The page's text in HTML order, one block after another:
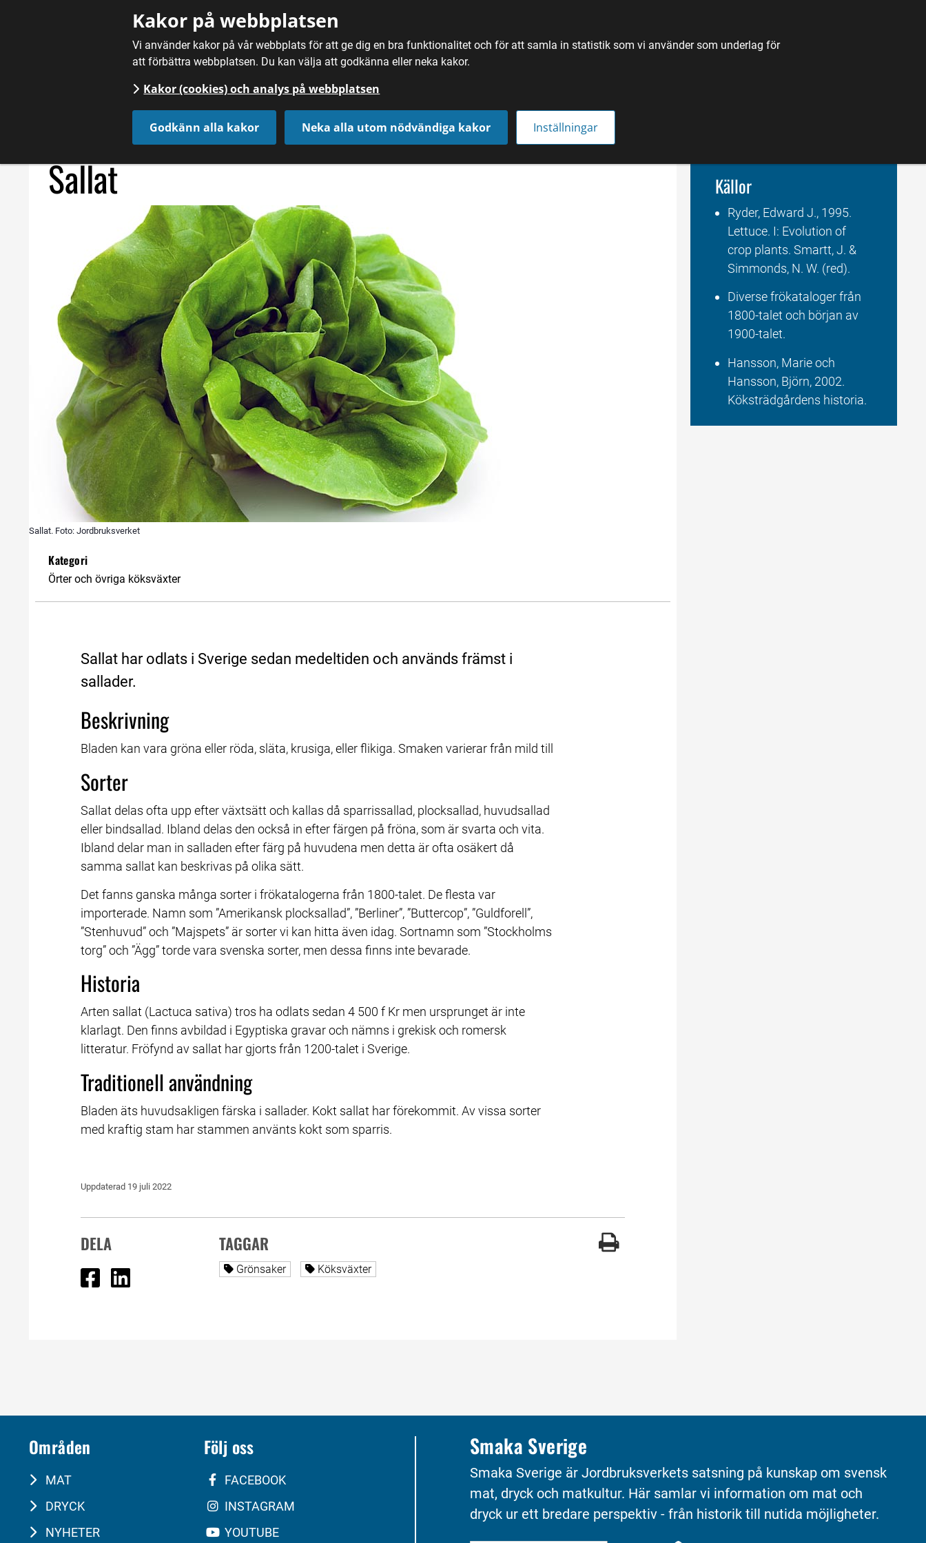
Kakor på webbplatsen
Vi använder kakor på vår webbplats för att ge dig en bra funktionalitet och för att samla in statistik som vi använder som underlag för
att förbättra webbplatsen. Du kan välja att godkänna eller neka kakor.
Kakor (cookies) och analys på webbplatsen
Godkänn alla kakor Neka alla utom nödvändiga kakor Inställningar
FÖRDJUPNING
Örter och övriga köksväxter / Sallat
Sallat
Sallat. Foto: Jordbruksverket
Kategori
Örter och övriga köksväxter
Sallat har odlats i Sverige sedan medeltiden och används främst i
sallader.
Beskrivning
Bladen kan vara gröna eller röda, släta, krusiga, eller flikiga. Smaken varierar från mild till
Sorter
Sallat delas ofta upp efter växtsätt och kallas då sparrissallad, plocksallad, huvudsallad
eller bindsallad. Ibland delas den också in efter färgen på fröna, som är svarta och vita.
Ibland delar man in salladen efter färg på huvudena men detta är ofta osäkert då
samma sallat kan beskrivas på olika sätt.
Det fanns ganska många sorter i frökatalogerna från 1800-talet. De flesta var
importerade. Namn som ”Amerikansk plocksallad”, ”Berliner”, ”Buttercop”, ”Guldforell”,
”Stenhuvud” och ”Majspets” är sorter vi kan hitta även idag. Sortnamn som ”Stockholms
torg” och ”Ägg” torde vara svenska sorter, men dessa finns inte bevarade.
Historia
Arten sallat (Lactuca sativa) tros ha odlats sedan 4 500 f Kr men ursprunget är inte
klarlagt. Den finns avbildad i Egyptiska gravar och nämns i grekisk och romersk
litteratur. Fröfynd av sallat har gjorts från 1200-talet i Sverige.
Traditionell användning
Bladen äts huvudsakligen färska i sallader. Kokt sallat har förekommit. Av vissa sorter
med kraftig stam har stammen använts kokt som sparris.
Uppdaterad 19 juli 2022
DELA
Dela på Facebook
Dela på Linked In
TAGGAR
Alla sidor taggade med
Grönsaker Alla sidor taggade med
Köksväxter
Källor
Ryder, Edward J., 1995.
Lettuce. I: Evolution of
crop plants. Smartt, J. &
Simmonds, N. W. (red).
Diverse frökataloger från
1800-talet och början av
1900-talet.
Hansson, Marie och
Hansson, Björn, 2002.
Köksträdgårdens historia.
Områden
MAT
DRYCK
NYHETER
Följ oss
FACEBOOK
INSTAGRAM
YOUTUBE
Smaka Sverige
Smaka Sverige är Jordbruksverkets satsning på kunskap om svensk
mat, dryck och matkultur. Här samlar vi information om mat och
dryck ur ett bredare perspektiv - från historik till nutida möjligheter.